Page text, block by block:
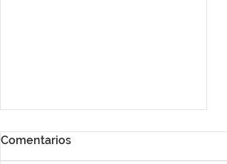
Comentarios